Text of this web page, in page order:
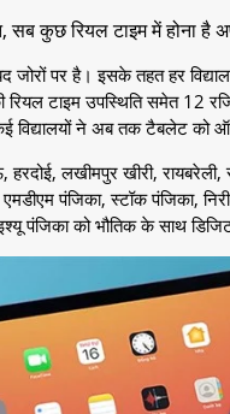
कुछ रियल टाइम में होना है
जोरों पर है। इसके तहत हर
टाइम उपस्थिति समेत 12
विद्यालयों ने अब तक टैबलेट को
लखीमपुर खीरी, रायबरेली,
पंजिका, स्टॉक पंजिका,
पंजिका को भौतिक के साथ